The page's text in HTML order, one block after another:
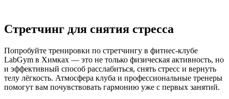
Стретчинг для снятия стресса
Попробуйте тренировки по стретчингу в фитнес-клубе
LabGym в Химках — это не только физическая активность, но
и эффективный способ расслабиться, снять стресс и вернуть
телу лёгкость. Атмосфера клуба и профессиональные тренеры
помогут вам почувствовать гармонию уже с первых занятий.